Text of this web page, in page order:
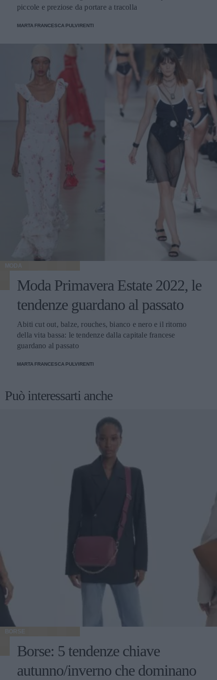
piccole e preziose da portare a tracolla
MARTA FRANCESCA PULVIRENTI
MODA
Moda Primavera Estate 2022, le
tendenze guardano al passato
Abiti cut out, balze, rouches, bianco e nero e il ritorno
della vita bassa: le tendenze dalla capitale francese
guardano al passato
MARTA FRANCESCA PULVIRENTI
Può interessarti anche
BORSE
Borse: 5 tendenze chiave
autunno/inverno che dominano